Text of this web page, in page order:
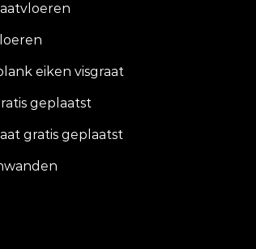
eiken visgraat
geplaatst
gratis geplaatst